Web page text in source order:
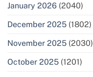
January 2026 (2040)
December 2025 (1802)
November 2025 (2030)
October 2025 (1201)